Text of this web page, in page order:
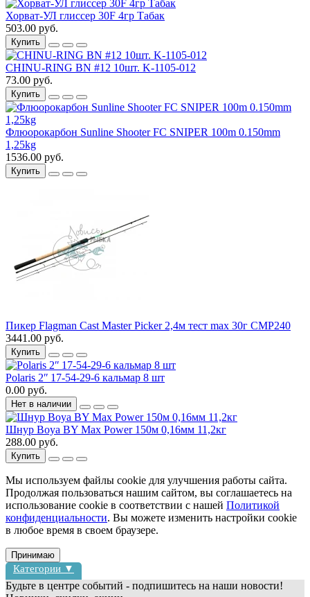
Хорват-УЛ глиссер 30F 4гр Табак
503.00 руб.
Купить
CHINU-RING BN #12 10шт. K-1105-012
73.00 руб.
Купить
Флюорокарбон Sunline Shooter FC SNIPER 100m 0.150mm
1,25kg
1536.00 руб.
Купить
Пикер Flagman Cast Master Picker 2,4м тест max 30г CMP240
3441.00 руб.
Купить
Polaris 2ʺ 17-54-29-6 кальмар 8 шт
0.00 руб.
Нет в наличии
Шнур Boya BY Max Power 150м 0,16мм 11,2кг
288.00 руб.
Купить
Мы используем файлы cookie для улучшения работы сайта.
Продолжая пользоваться нашим сайтом, вы соглашаетесь на
использование cookie в соответствии с нашей Политикой
конфиденциальности. Вы можете изменить настройки cookie
в любое время в своем браузере.
Принимаю
Категории ▼
Будьте в центре событий - подпишитесь на наши новости!